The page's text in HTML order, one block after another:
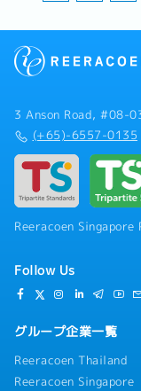
3 Anson Road, #08-
(+65)-6557-0135
Reeracoen
Follow Us
グループ企業一覧
Reeracoen Thailand
Reeracoen Singapore